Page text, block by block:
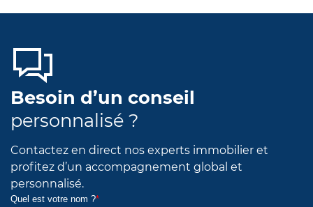
Besoin d’un conseil
personnalisé ?
Contactez en direct nos experts immobilier et
profitez d’un accompagnement global et
personnalisé.